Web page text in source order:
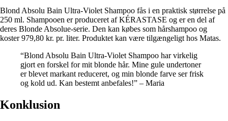
Blond Absolu Bain Ultra-Violet Shampoo fås i en praktisk størrelse på
250 ml. Shampooen er produceret af KÉRASTASE og er en del af
deres Blonde Absolue-serie. Den kan købes som hårshampoo og
koster 979,80 kr. pr. liter. Produktet kan være tilgængeligt hos Matas.
“Blond Absolu Bain Ultra-Violet Shampoo har virkelig
gjort en forskel for mit blonde hår. Mine gule undertoner
er blevet markant reduceret, og min blonde farve ser frisk
og kold ud. Kan bestemt anbefales!” – Maria
Konklusion